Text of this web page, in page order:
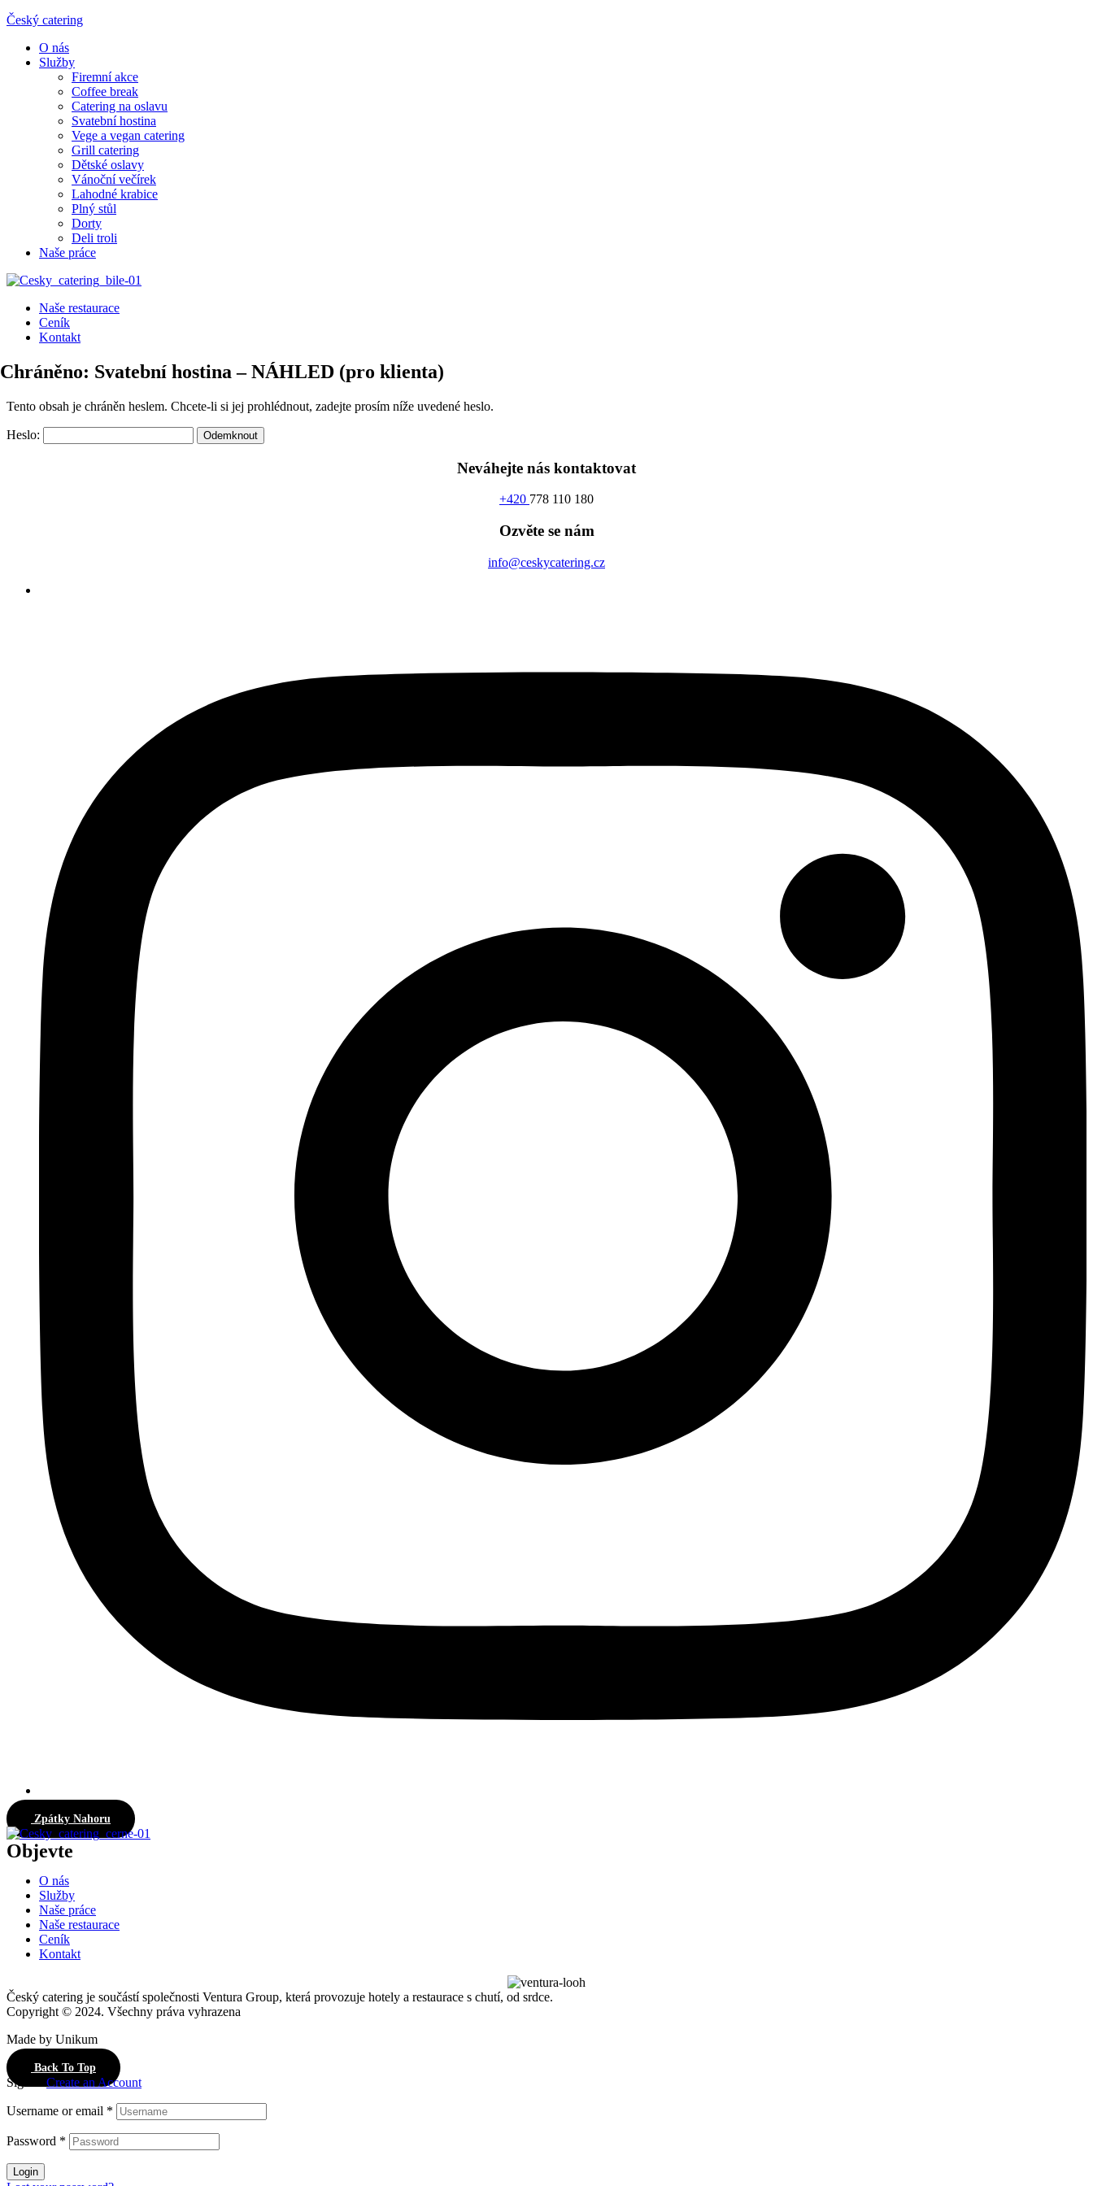
Český catering
O nás
Služby
Firemní akce
Coffee break
Catering na oslavu
Svatební hostina
Vege a vegan catering
Grill catering
Dětské oslavy
Vánoční večírek
Lahodné krabice
Plný stůl
Dorty
Deli troli
Naše práce
Naše restaurace
Ceník
Kontakt
Chráněno: Svatební hostina – NÁHLED (pro klienta)
Tento obsah je chráněn heslem. Chcete-li si jej prohlédnout, zadejte prosím níže uvedené heslo.
Heslo:
Neváhejte nás kontaktovat
+420 778 110 180
Ozvěte se nám
info@ceskycatering.cz
Zpátky Nahoru
Objevte
O nás
Služby
Naše práce
Naše restaurace
Ceník
Kontakt
Český catering je součástí společnosti Ventura Group, která provozuje hotely a restaurace s chutí, od srdce.
Copyright © 2024. Všechny práva vyhrazena
Made by Unikum
Back To Top
Sign in Create an Account
Username or email *
Password *
Login